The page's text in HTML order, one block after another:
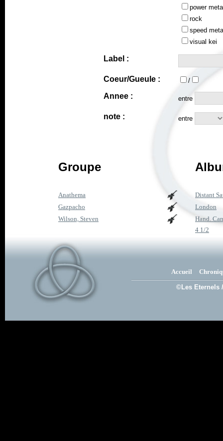
power
rock
speed
visual kei
Label :
Coeur/Gueule : /
Annee : entre
note : entre
Groupe
Anathema
Distant
Gazpacho
London
Wilson, Steven
Hand.
4 1/2
Accueil
©Les Eternels